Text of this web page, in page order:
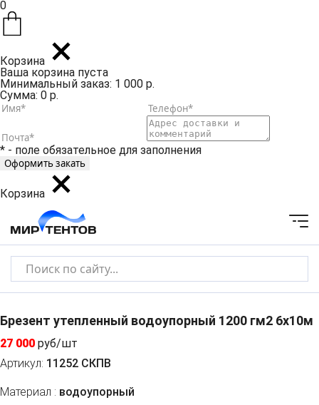
0
Корзина
Ваша корзина пуста
Минимальный заказ: 1 000 р.
Сумма: 0 р.
* - поле обязательное для заполнения
Корзина
Брезент утепленный водоупорный 1200 гм2 6х10м
27 000 руб/шт
Артикул: 11252 СКПВ
Материал : водоупорный